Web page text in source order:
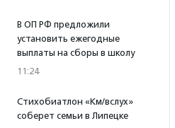
В ОП РФ предложили
установить ежегодные
выплаты на сборы в школу
11:24
Стихобиатлон «Км/вслух»
соберет семьи в Липецке